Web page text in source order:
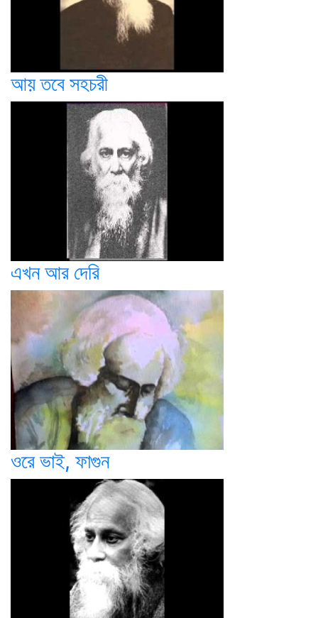
আয় তবে সহচরী
এখন আর দেরি
ওরে ভাই, ফাগুন